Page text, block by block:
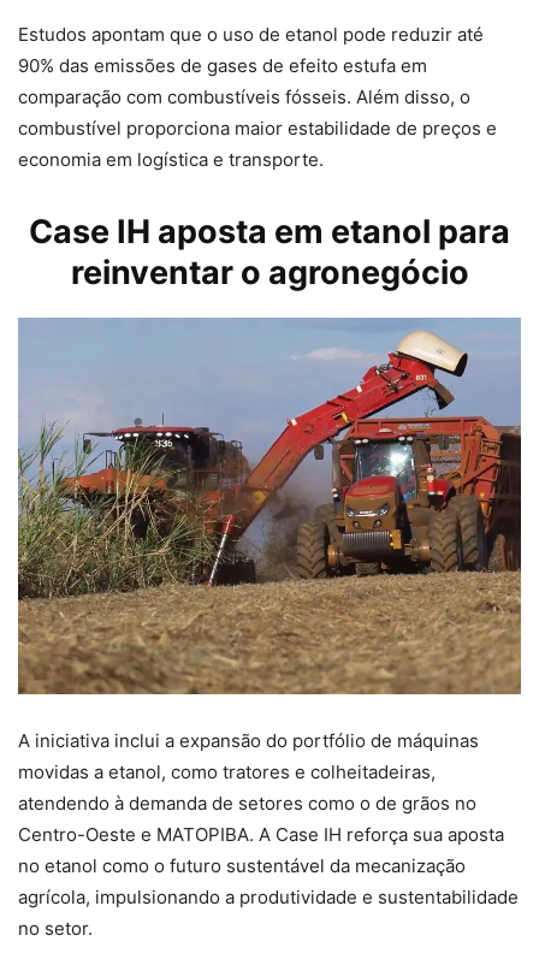
Estudos apontam que o uso de etanol pode reduzir até
90% das emissões de gases de efeito estufa em
comparação com combustíveis fósseis. Além disso, o
combustível proporciona maior estabilidade de preços e
economia em logística e transporte.
Case IH aposta em etanol para
reinventar o agronegócio
A iniciativa inclui a expansão do portfólio de máquinas
movidas a etanol, como tratores e colheitadeiras,
atendendo à demanda de setores como o de grãos no
Centro-Oeste e MATOPIBA. A Case IH reforça sua aposta
no etanol como o futuro sustentável da mecanização
agrícola, impulsionando a produtividade e sustentabilidade
no setor.